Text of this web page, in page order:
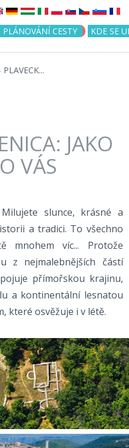
PLÁNOVÁNÍ CESTY KDE SE
JAKO
VÁS
slunce, krásné a
a tradici. To všechno
mnohem víc... Protože
z nejmalebnějších částí
přímořskou krajinu,
a kontinentální lesnatou
které osvěžuje i v létě.